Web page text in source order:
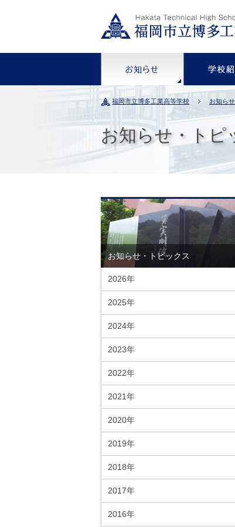
福岡市立博多工業高等学校 お知ら
お知らせ・トピ
お知らせ・トピックス
2026年
2025年
2024年
2023年
2022年
2021年
2020年
2019年
2018年
2017年
2016年